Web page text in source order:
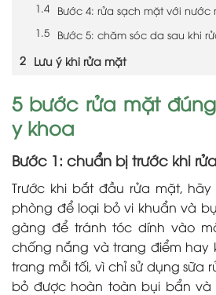
Bước 4: rửa sạch mặt với nước
Bước 5: chăm sóc da sau khi
Lưu ý khi rửa mặt
5 bước rửa mặt
y khoa
Bước 1: chuẩn bị trước khi
Trước khi bắt đầu rửa mặt,
phòng để loại bỏ vi khuẩn và
gàng để tránh tóc dính vào
chống nắng và trang điểm hay
trang mỗi tối, vì chỉ sử dụng sữa
bỏ được hoàn toàn bụi bẩn